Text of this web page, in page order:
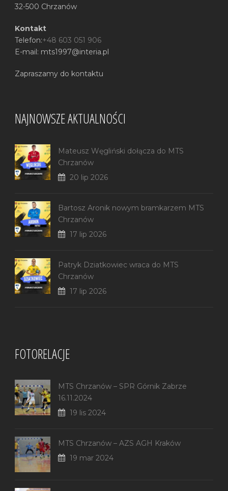
32-500 Chrzanów
Kontakt
Telefon:+48 603 051 906
E-mail: mts1997@interia.pl
Zapraszamy do kontaktu
NAJNOWSZE AKTUALNOŚCI
Mateusz Węgliński dołącza do MTS
Chrzanów
20 lip 2026
Bartosz Aronik nowym bramkarzem MTS
Chrzanów
17 lip 2026
Patryk Dziatkowiec wraca do MTS
Chrzanów
17 lip 2026
FOTORELACJE
MTS Chrzanów – SPR Górnik Zabrze
16.11.2024
19 lis 2024
MTS Chrzanów – AZS AGH Kraków
19 mar 2024